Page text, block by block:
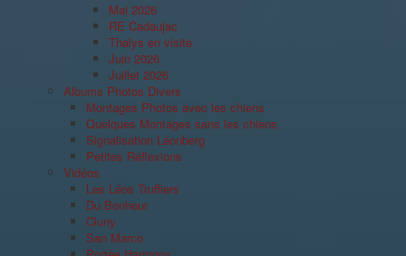
Mai 2026
RE Cadaujac
Thalys en visite
Juin 2026
Juillet 2026
Albums Photos Divers
Montages Photos avec les chiens
Quelques Montages sans les chiens
Signalisation Léonberg
Petites Réflexions
Vidéos
Les Léos Truffiers
Du Bonheur
Cluny
San Marco